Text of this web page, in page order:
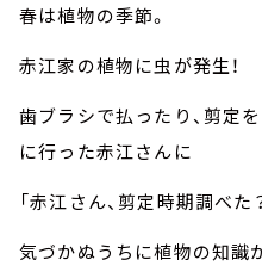
春は植物の季節。
赤江家の植物に虫が発生！
歯ブラシで払ったり、剪定
に行った赤江さんに
「赤江さん、剪定時期調べた
気づかぬうちに植物の知識